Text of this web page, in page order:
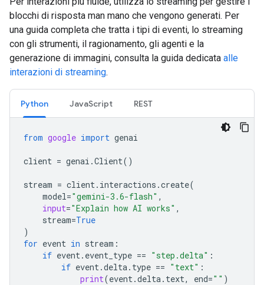
blocchi di risposta man mano che vengono generati. Per
una guida completa che tratta i tipi di eventi, lo streaming
con gli strumenti, il ragionamento, gli agenti e la
generazione di immagini, consulta la guida dedicata alle
interazioni di streaming.
Python JavaScript REST
from google import genai
client = genai .Client()
stream = client. interactions .create(
model="gemini-3.6-flash" ,
input="Explain how AI works" ,
stream=True
)
for event in stream :
if event. event_type == "step.delta" :
if event.delta. type == "text" :
print(event.delta. text, end="" )